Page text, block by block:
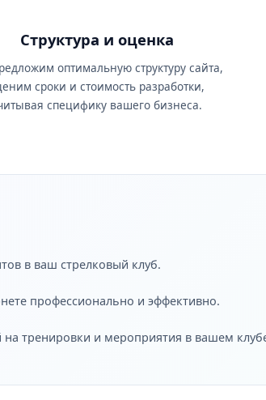
Структура и оценка
оптимальную структуру сайта,
сроки и стоимость разработки,
специфику вашего бизнеса.
в ваш стрелковый клуб.
профессионально и эффективно.
на тренировки и мероприятия в вашем